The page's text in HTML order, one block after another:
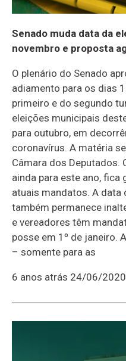
Senado muda data da
novembro e proposta
O plenário do Senado
adiamento para os dias
primeiro e do segundo
eleições municipais
para outubro, em
coronavírus. A matéria
Câmara dos Deputados.
ainda para este ano,
atuais mandatos. A data
também permanece
e vereadores têm
posse em 1º de janeiro.
– somente para as
6 anos atrás 24/06/